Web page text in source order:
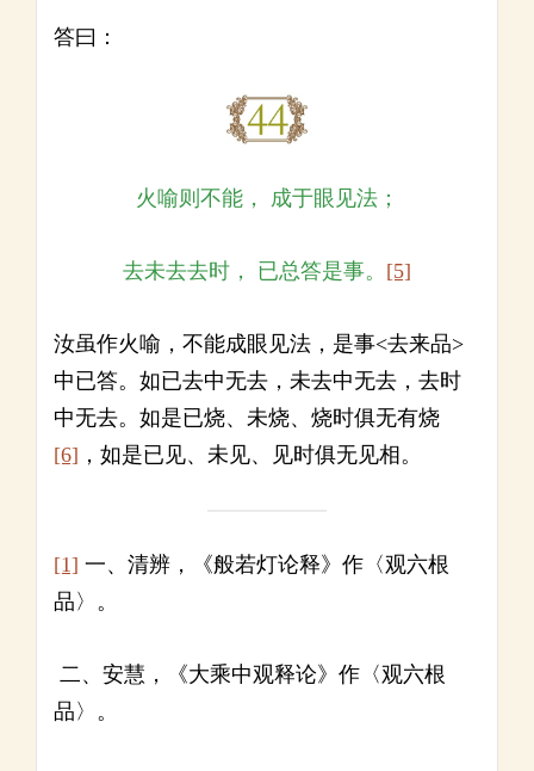
答曰：
火喻则不能， 成于眼见法；
去未去去时， 已总答是事。 [5]
汝虽作火喻，不能成眼见法，是事<去来品>
中已答。如已去中无去，未去中无去，去时
中无去。如是已烧、未烧、烧时俱无有烧
[6] ，如是已见、未见、见时俱无见相。
[1] 一、清辨，《般若灯论释》作〈观六根
品〉。
二、安慧，《大乘中观释论》作〈观六根
品〉。